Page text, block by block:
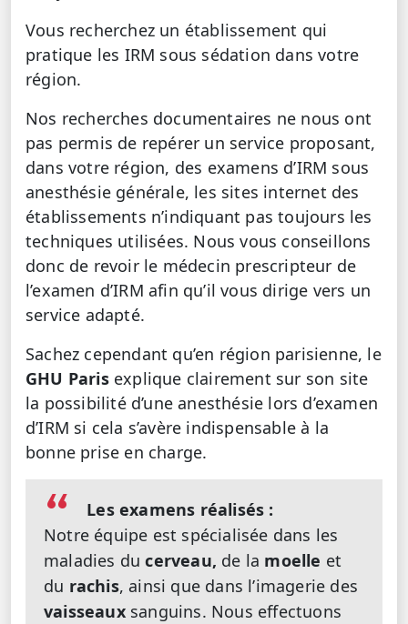
Vous recherchez un établissement qui
pratique les IRM sous sédation dans votre
région.
Nos recherches documentaires ne nous ont
pas permis de repérer un service proposant,
dans votre région, des examens d’IRM sous
anesthésie générale, les sites internet des
établissements n’indiquant pas toujours les
techniques utilisées. Nous vous conseillons
donc de revoir le médecin prescripteur de
l’examen d’IRM afin qu’il vous dirige vers un
service adapté.
Sachez cependant qu’en région parisienne, le
GHU Parisexplique clairement sur son site
la possibilité d’une anesthésie lors d’examen
d’IRM si cela s’avère indispensable à la
bonne prise en charge.
Les examens réalisés :
Notre équipe est spécialisée dans les
maladies ducerveau, de la moelle et
du rachis, ainsi que dans l’imagerie des
vaisseauxsanguins. Nous effectuons